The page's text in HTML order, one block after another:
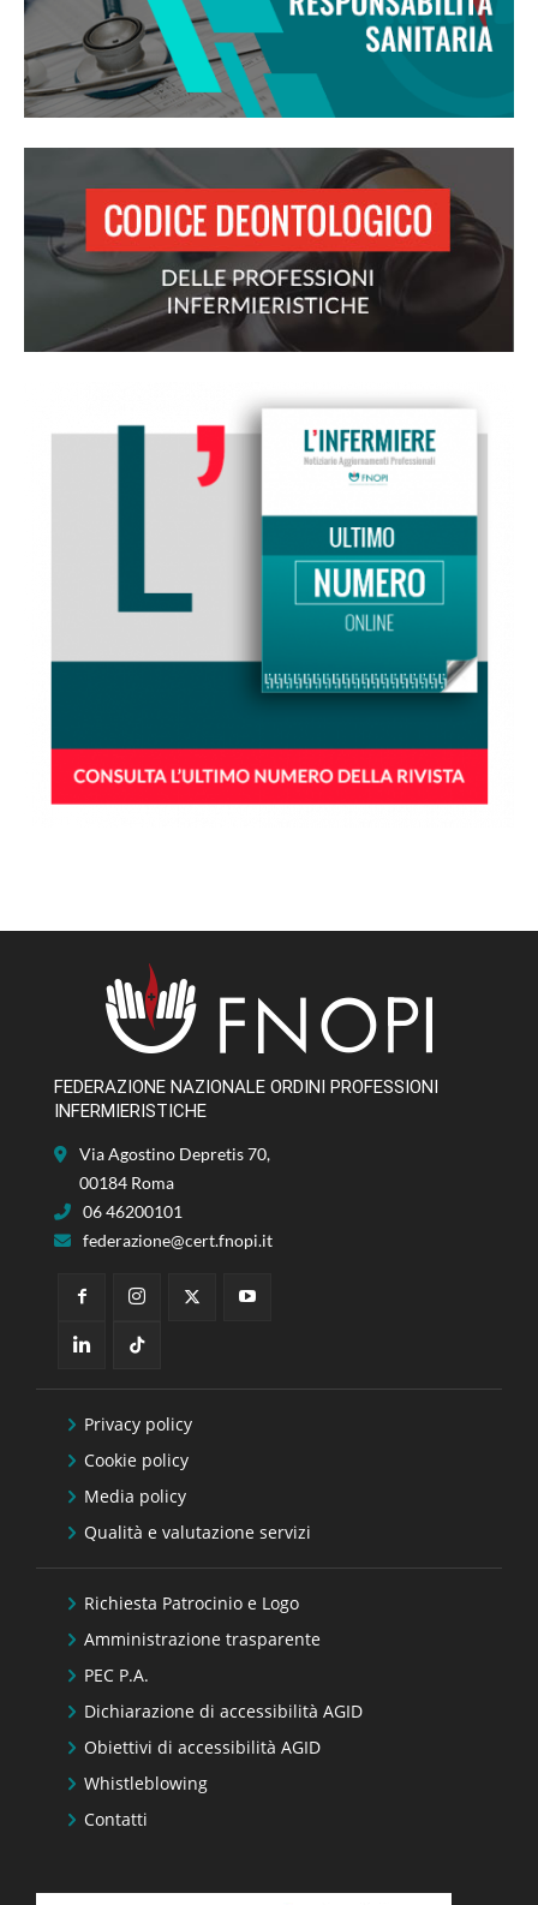
FEDERAZIONE NAZIONALE ORDINI PROFESSIONI
INFERMIERISTICHE
Via Agostino Depretis 70,
00184 Roma
06 46200101
federazione@cert.fnopi.it
Privacy policy
Cookie policy
Media policy
Qualità e valutazione servizi
Richiesta Patrocinio e Logo
Amministrazione trasparente
PEC P.A.
Dichiarazione di accessibilità AGID
Obiettivi di accessibilità AGID
Whistleblowing
Contatti